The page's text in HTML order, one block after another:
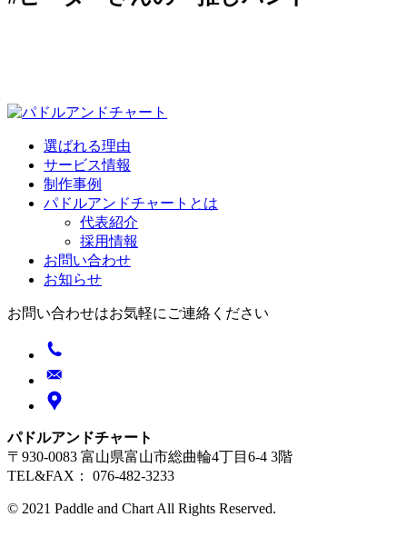
選ばれる理由
サービス情報
制作事例
パドルアンドチャートとは
代表紹介
採用情報
お問い合わせ
お知らせ
お問い合わせはお気軽にご連絡ください
パドルアンドチャート
〒930-0083 富山県富山市総曲輪4丁目6-4 3階
TEL&FAX： 076-482-3233
© 2021 Paddle and Chart All Rights Reserved.